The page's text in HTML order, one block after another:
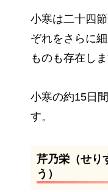
小寒は二十四
ぞれをさらに
ものも存在しま
小寒の約15日
す。
芹乃栄（せり
う）